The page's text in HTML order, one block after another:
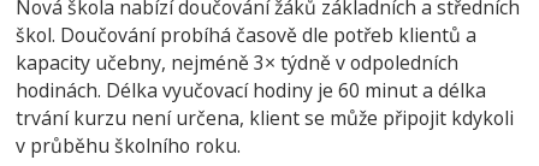
Nová škola nabízí doučování žáků základních a středních
škol. Doučování probíhá časově dle potřeb klientů a
kapacity učebny, nejméně 3× týdně v odpoledních
hodinách. Délka vyučovací hodiny je 60 minut a délka
trvání kurzu není určena, klient se může připojit kdykoli
v průběhu školního roku.